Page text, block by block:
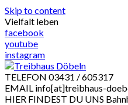
Skip to content
Vielfalt leben
facebook
youtube
instagram
TELEFON 03431 / 605317
EMAIL info[at]treibhaus-
HIER FINDEST DU UNS